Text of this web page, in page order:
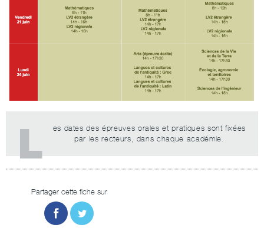
L
es dates des épreuves orales et pratiques sont fixées
par les recteurs, dans chaque académie.
Partager cette fiche sur